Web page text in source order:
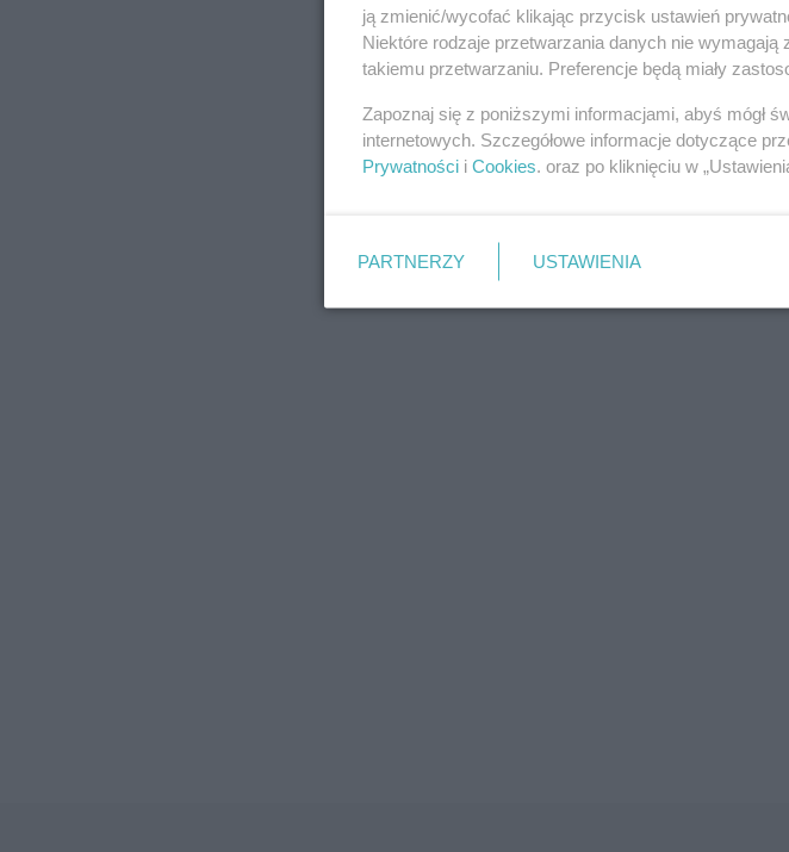
REKLAMA
ją zmienić/wycofać klikając przycisk ustawień
Niektóre rodzaje przetwarzania danych nie
takiemu przetwarzaniu. Preferencje będą miały
Zapoznaj się z poniższymi informacjami, abyś mógł
internetowych. Szczegółowe informacje dotyczące
Prywatności i Cookies. oraz po kliknięciu w
PARTNERZY USTAWIENIA